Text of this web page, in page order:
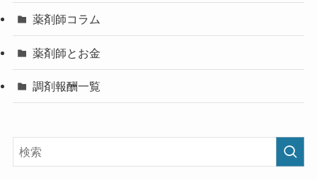
薬剤師コラム
薬剤師とお金
調剤報酬一覧